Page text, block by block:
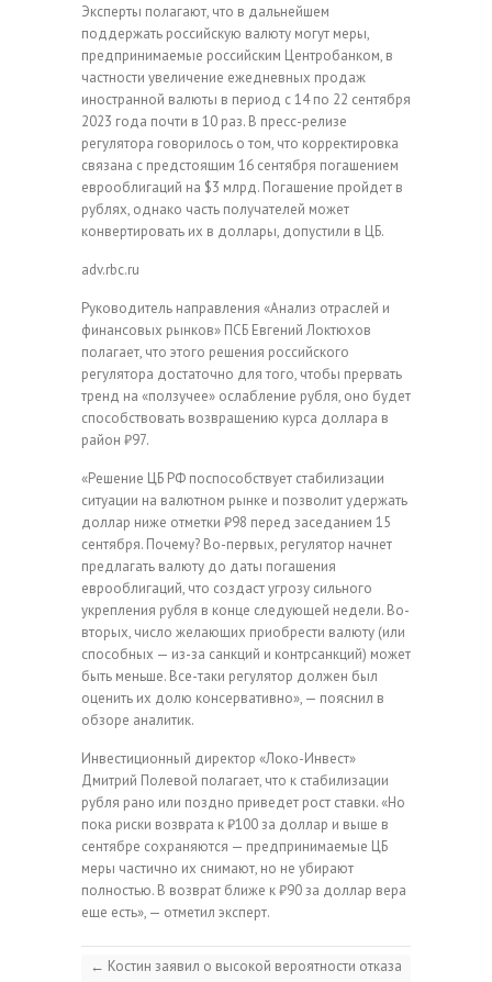
Эксперты полагают, что в дальнейшем
поддержать российскую валюту могут меры,
предпринимаемые российским Центробанком, в
частности увеличение ежедневных продаж
иностранной валюты в период с 14 по 22 сентября
2023 года почти в 10 раз. В пресс-релизе
регулятора говорилось о том, что корректировка
связана с предстоящим 16 сентября погашением
еврооблигаций на $3 млрд. Погашение пройдет в
рублях, однако часть получателей может
конвертировать их в доллары, допустили в ЦБ.
adv.rbc.ru
Руководитель направления «Анализ отраслей и
финансовых рынков» ПСБ Евгений Локтюхов
полагает, что этого решения российского
регулятора достаточно для того, чтобы прервать
тренд на «ползучее» ослабление рубля, оно будет
способствовать возвращению курса доллара в
район ₽97.
«Решение ЦБ РФ поспособствует стабилизации
ситуации на валютном рынке и позволит удержать
доллар ниже отметки ₽98 перед заседанием 15
сентября. Почему? Во-первых, регулятор начнет
предлагать валюту до даты погашения
еврооблигаций, что создаст угрозу сильного
укрепления рубля в конце следующей недели. Во-
вторых, число желающих приобрести валюту (или
способных — из-за санкций и контрсанкций) может
быть меньше. Все-таки регулятор должен был
оценить их долю консервативно», — пояснил в
обзоре аналитик.
Инвестиционный директор «Локо-Инвест»
Дмитрий Полевой полагает, что к стабилизации
рубля рано или поздно приведет рост ставки. «Но
пока риски возврата к ₽100 за доллар и выше в
сентябре сохраняются — предпринимаемые ЦБ
меры частично их снимают, но не убирают
полностью. В возврат ближе к ₽90 за доллар вера
еще есть», — отметил эксперт.
← Костин заявил о высокой вероятности отказа